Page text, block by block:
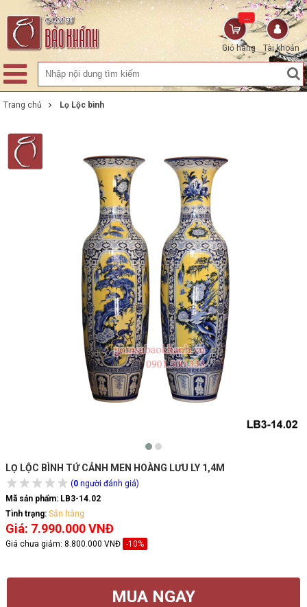
Tài khoản
Giỏ hàng
...
Trang chủ Lọ Lộc bình
LỌ LỘC BÌNH TỨ CẢNH MEN HOÀNG LƯU LY 1,4M
(0 người đánh giá)
Mã sản phẩm: LB3-14.02
Tình trạng: Sẵn hàng
Giá: 7.990.000 VNĐ
Giá chưa giảm: 8.800.000 VNĐ -10%
MUA NGAY